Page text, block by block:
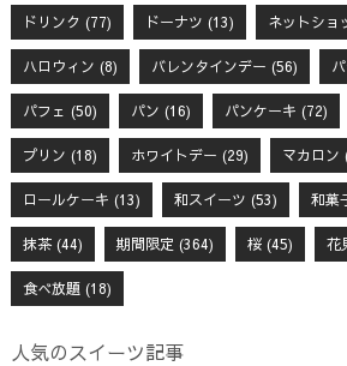
ドリンク (77) ドーナツ (13) ネットショ
ハロウィン (8) バレンタインデー (56)
パフェ (50) パン (16) パンケーキ (72)
プリン (18) ホワイトデー (29) マカロン
ロールケーキ (13) 和スイーツ (53) 和菓
抹茶(44) 期間限定 (364) 桜(45) 花
食べ放題(18)
人気のスイーツ記事